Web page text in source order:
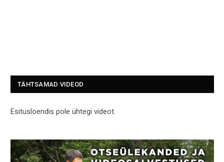
TÄHTSAMAD VIDEOD
Esitusloendis pole ühtegi videot.